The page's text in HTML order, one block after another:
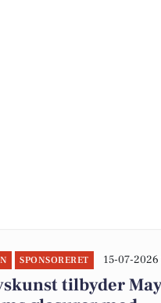
SPONSORERET 15-07-2026
tilbyder